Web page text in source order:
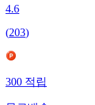
4.6
(203)
300적립